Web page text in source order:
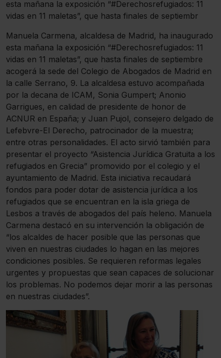
esta mañana la exposición “#Derechosrefugiados: 11
vidas en 11 maletas”, que hasta finales de septiembr
Manuela Carmena, alcaldesa de Madrid, ha inaugurado
esta mañana la exposición “#Derechosrefugiados: 11
vidas en 11 maletas”, que hasta finales de septiembre
acogerá la sede del Colegio de Abogados de Madrid en
la calle Serrano, 9. La alcaldesa estuvo acompañada
por la decana de ICAM, Sonia Gumpert; Anonio
Garrigues, en calidad de presidente de honor de
ACNUR en España; y Juan Pujol, consejero delgado de
Lefebvre-El Derecho, patrocinador de la muestra;
entre otras personalidades. El acto sirvió también para
presentar el proyecto “Asistencia Jurídica Gratuita a los
refugiados en Grecia” promovido por el colegio y el
ayuntamiento de Madrid. Esta iniciativa recaudará
fondos para poder dotar de asistencia jurídica a los
refugiados que se encuentran en la isla griega de
Lesbos a través de abogados del país heleno. Manuela
Carmena destacó en su intervención la obligación de
“los alcaldes de hacer posible que las personas que
viven en nuestras ciudades lo hagan en las mejores
condiciones posibles. Se requieren reformas legales
urgentes y propuestas que sean capaces de solucionar
los problemas. No podemos dejar morir a las personas
en nuestras ciudades”.